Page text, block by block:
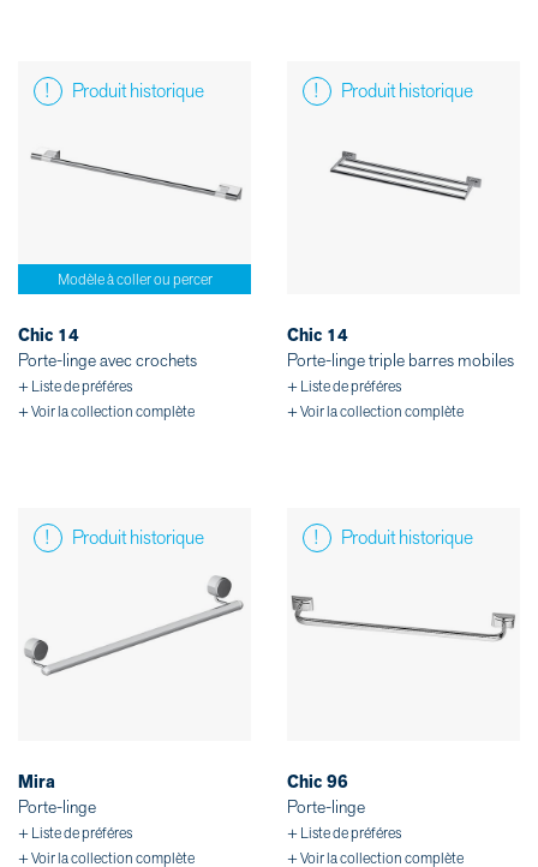
Modèle à coller ou percer
Produit historique
Chic 14
Porte-linge avec crochets
+ Liste de préféres
+ Voir la collection complète
Produit historique
Chic 14
Porte-linge triple barres mobiles
+ Liste de préféres
+ Voir la collection complète
Produit historique
Mira
Porte-linge
+ Liste de préféres
+ Voir la collection complète
Produit historique
Chic 96
Porte-linge
+ Liste de préféres
+ Voir la collection complète